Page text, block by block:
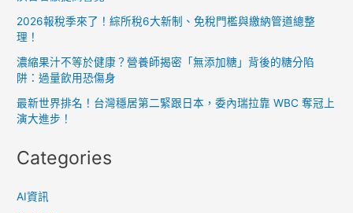
升
防
詐
意
2026報稅季來了！綜所稅6大新制、免稅門檻與繳納管道總整
理！
濃縮果汁不等於健康？營養師揭密「無添加糖」背後的糖分陷
阱：過量飲用恐傷身
最新世界排名！台灣穩居第二緊跟日本，委內瑞拉靠 WBC 奪冠上
演大進步！
Categories
AI資訊